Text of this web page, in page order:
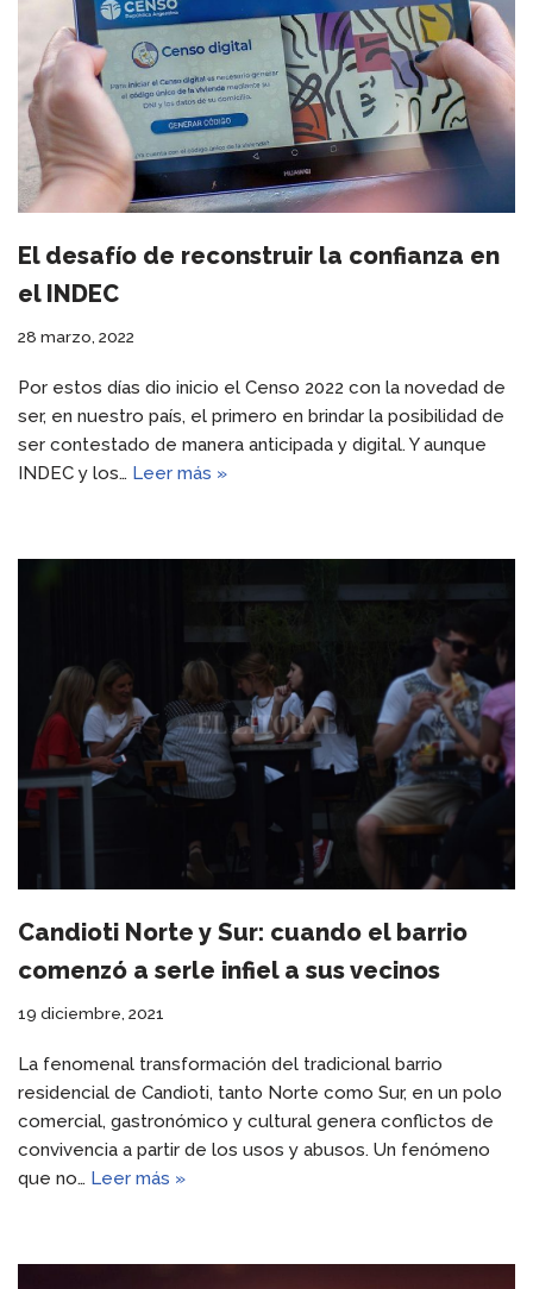
El desafío de reconstruir la confianza en
el INDEC
28 marzo, 2022
Por estos días dio inicio el Censo 2022 con la novedad de
ser, en nuestro país, el primero en brindar la posibilidad de
ser contestado de manera anticipada y digital. Y aunque
INDEC y los… Leer más »
Candioti Norte y Sur: cuando el barrio
comenzó a serle infiel a sus vecinos
19 diciembre, 2021
La fenomenal transformación del tradicional barrio
residencial de Candioti, tanto Norte como Sur, en un polo
comercial, gastronómico y cultural genera conflictos de
convivencia a partir de los usos y abusos. Un fenómeno
que no… Leer más »